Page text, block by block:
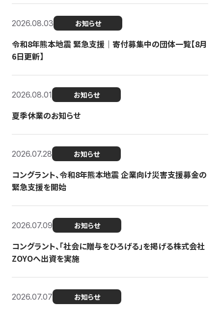
2026.08.03 お知らせ
令和8年熊本地震 緊急支援｜寄付募集中の団体一覧【8月
6日更新】
2026.08.01 お知らせ
夏季休業のお知らせ
2026.07.28 お知らせ
コングラント、令和8年熊本地震 企業向け災害支援募金の
緊急支援を開始
2026.07.09 お知らせ
コングラント、「社会に贈与をひろげる」を掲げる株式会社
ZOYOへ出資を実施
2026.07.07 お知らせ